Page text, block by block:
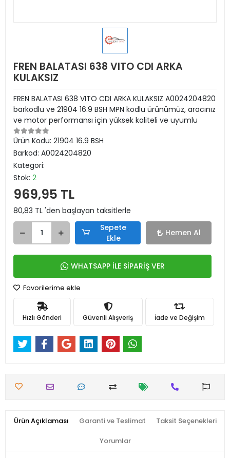
FREN BALATASI 638 VITO CDI ARKA
KULAKSIZ
FREN BALATASI 638 VITO CDI ARKA KULAKSIZ A0024204820
barkodlu ve 21904 16.9 BSH MPN kodlu ürünümüz, aracınız
ve motor performansı için yüksek kaliteli ve uyumlu
Ürün Kodu: 21904 16.9 BSH
Barkod: A0024204820
Kategori:
Stok: 2
969,95 TL
80,83 TL 'den başlayan taksitlerle
Sepete
Ekle
Hemen Al
WHATSAPP İLE SİPARİŞ VER
Favorilerime ekle
Hızlı Gönderi Güvenli Alışveriş İade ve Değişim
Ürün Açıklaması Garanti ve Teslimat Taksit Seçenekleri
Yorumlar